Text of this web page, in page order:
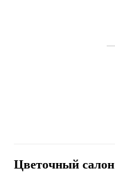
Цветочный салон